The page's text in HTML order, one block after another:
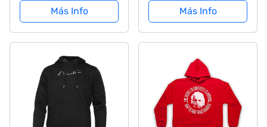
Hombres Mujeres
Manga Larga Negro
Men Women Hoodie
Más Info
Sudadera Unisex
Hombres Mujeres
Manga Larga Negro
Más Info